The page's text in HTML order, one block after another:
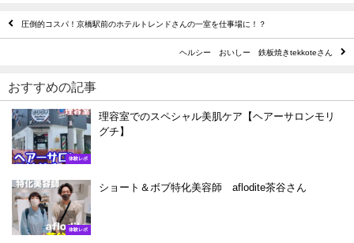
圧倒的コスパ！京橋駅前のホテルトレンドさんの一室を仕事場に！？
ヘルシー おいしー 鉄板焼きtekkoteさん
おすすめの記事
体験レポ
理容室でのスペシャル美肌ケア【ヘアーサロンモリ
グチ】
体験レポ
ショート＆ボブ特化美容師 aflodite茶谷さん